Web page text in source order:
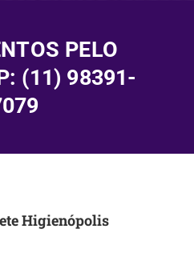
PELO
(11) 98391-
Higienópolis